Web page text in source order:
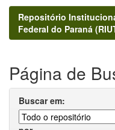
Repositório
Federal do Paraná
Página de
Buscar em: